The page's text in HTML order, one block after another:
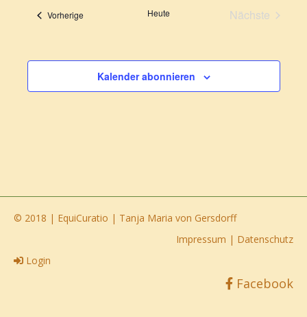
VorherigeVeranstaltungen Heute
Nächste
Kalender abonnieren
© 2018 | EquiCuratio | Tanja Maria von Gersdorff
Datenschutz
|
Impressum
Login
Facebook